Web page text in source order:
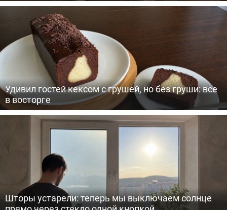
Удивил гостей кексом с грушей, но без груши: все
в восторге
Шторы устарели: теперь мы выключаем солнце